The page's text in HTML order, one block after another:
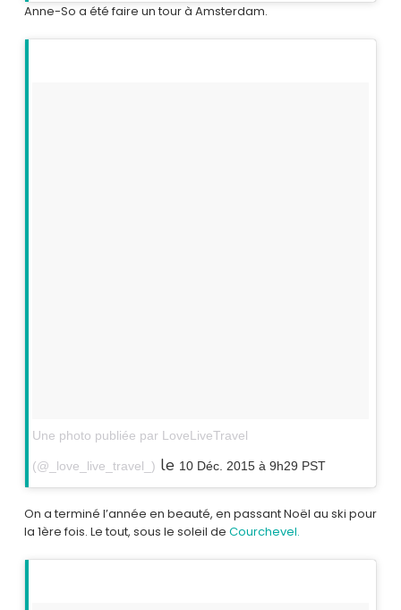
Anne-So a été faire un tour à Amsterdam.
Une photo publiée par LoveLiveTravel
(@_love_live_travel_) le 10 Déc. 2015 à 9h29 PST
On a terminé l’année en beauté, en passant Noël au ski pour
la 1ère fois. Le tout, sous le soleil de Courchevel.